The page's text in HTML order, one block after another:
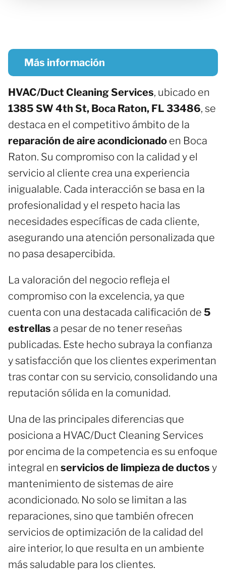
Más información
HVAC/Duct Cleaning Services, ubicado en
1385 SW 4th St, Boca Raton, FL 33486, se
destaca en el competitivo ámbito de la
reparación de aire acondicionado en Boca
Raton. Su compromiso con la calidad y el
servicio al cliente crea una experiencia
inigualable. Cada interacción se basa en la
profesionalidad y el respeto hacia las
necesidades específicas de cada cliente,
asegurando una atención personalizada que
no pasa desapercibida.
La valoración del negocio refleja el
compromiso con la excelencia, ya que
cuenta con una destacada calificación de 5
estrellas a pesar de no tener reseñas
publicadas. Este hecho subraya la confianza
y satisfacción que los clientes experimentan
tras contar con su servicio, consolidando una
reputación sólida en la comunidad.
Una de las principales diferencias que
posiciona a HVAC/Duct Cleaning Services
por encima de la competencia es su enfoque
integral en servicios de limpieza de ductos y
mantenimiento de sistemas de aire
acondicionado. No solo se limitan a las
reparaciones, sino que también ofrecen
servicios de optimización de la calidad del
aire interior, lo que resulta en un ambiente
más saludable para los clientes.